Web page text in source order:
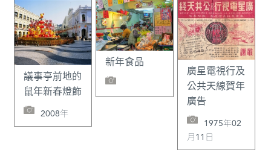
議事亭前地的
鼠年新春燈飾
2008年
新年食品
廣星電視行及
公共天線賀年
廣告
1975年02
月11日